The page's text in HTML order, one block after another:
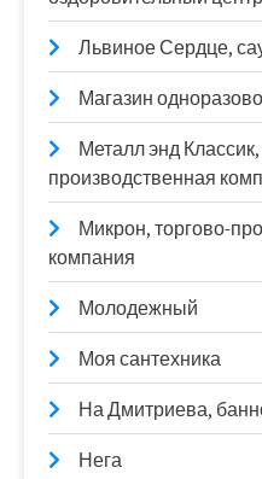
Львиное Сердце,
Магазин
Металл энд
производственная
Микрон, торгово-
компания
Молодежный
Моя сантехника
На Дмитриева,
Нега